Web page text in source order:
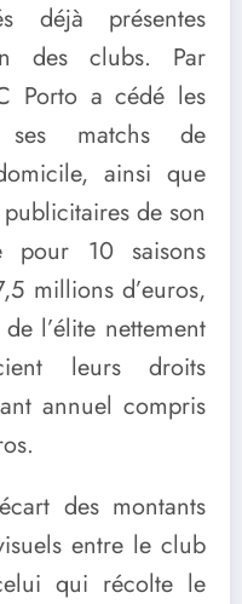
déjà présentes
des clubs. Par
Porto a cédé les
matchs de
ainsi que
de son
pour 10 saisons
millions d’euros,
l’élite nettement
leurs droits
annuel compris
des montants
entre le club
qui récolte le